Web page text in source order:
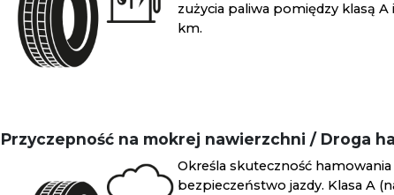
zużycia paliwa pomiędzy klasą
km.
Przyczepność na mokrej nawierzchni / Droga
Określa skuteczność
bezpieczeństwo jazdy. Klasa A